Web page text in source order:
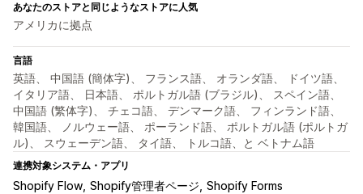
あなたのストアと同じようなストアに人気
アメリカに拠点
言語
英語、 中国語 (簡体字)、 フランス語、 オランダ語、 ドイツ語、
イタリア語、 日本語、 ポルトガル語 (ブラジル)、 スペイン語、
中国語 (繁体字)、 チェコ語、 デンマーク語、 フィンランド語、
韓国語、 ノルウェー語、 ポーランド語、 ポルトガル語 (ポルトガ
ル)、 スウェーデン語、 タイ語、 トルコ語、と ベトナム語
連携対象システム・アプリ
Shopify Flow Shopify管理者ページ Shopify Forms